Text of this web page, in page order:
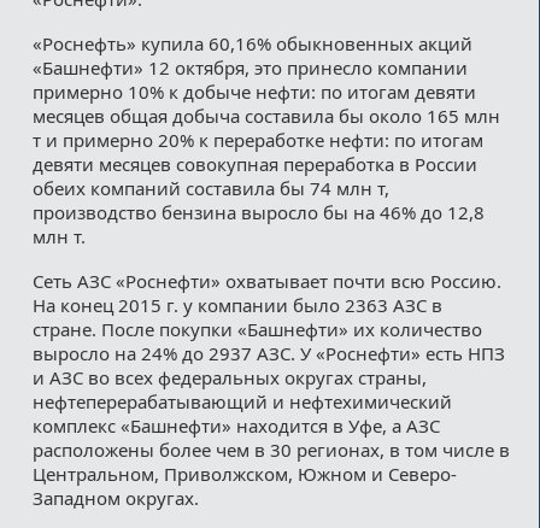
«Роснефть» купила 60,16% обыкновенных акций
«Башнефти» 12 октября, это принесло компании
примерно 10% к добыче нефти: по итогам девяти
месяцев общая добыча составила бы около 165 млн
т и примерно 20% к переработке нефти: по итогам
девяти месяцев совокупная переработка в России
обеих компаний составила бы 74 млн т,
производство бензина выросло бы на 46% до 12,8
млн т.
Сеть АЗС «Роснефти» охватывает почти всю Россию.
На конец 2015 г. у компании было 2363 АЗС в
стране. После покупки «Башнефти» их количество
выросло на 24% до 2937 АЗС. У «Роснефти» есть НПЗ
и АЗС во всех федеральных округах страны,
нефтеперерабатывающий и нефтехимический
комплекс «Башнефти» находится в Уфе, а АЗС
расположены более чем в 30 регионах, в том числе в
Центральном, Приволжском, Южном и Северо-
Западном округах.